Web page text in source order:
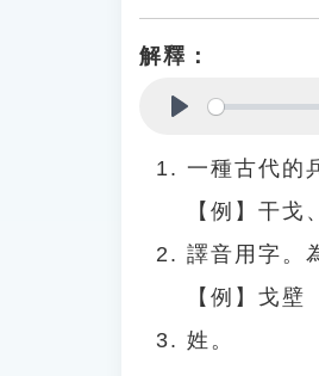
解釋：
一種古代的
【例】干
譯音用字。
【例】戈壁
姓。